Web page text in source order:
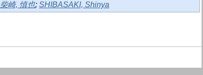
柴崎, 慎也; SHIBASAKI, Shinya